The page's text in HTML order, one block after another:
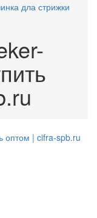
дла стрижки